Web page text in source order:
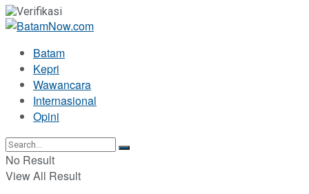
Batam
Kepri
Wawancara
Internasional
Opini
No Result
View All Result